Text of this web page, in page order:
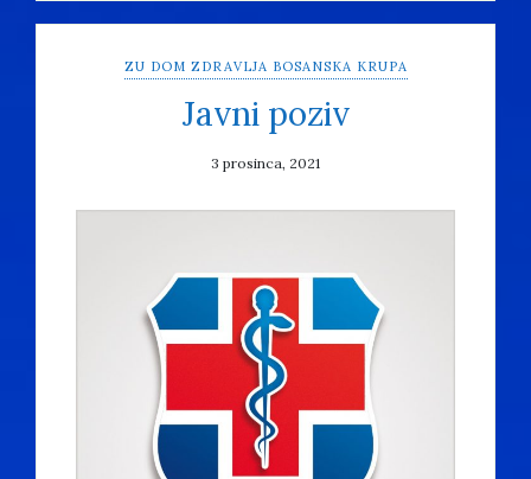
ZU DOM ZDRAVLJA BOSANSKA KRUPA
Javni poziv
3 prosinca, 2021